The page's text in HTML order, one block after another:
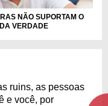
NÃO SUPORTAM O
VERDADE
ruins, as pessoas
e você, por